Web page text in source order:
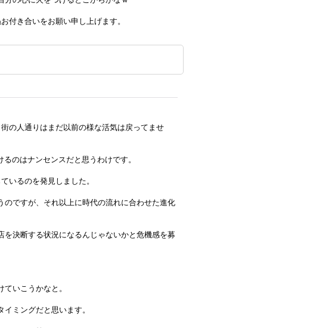
付き合いをお願い申し上げます。
の人通りはまだ以前の様な活気は戻ってませ
のはナンセンスだと思うわけです。
いるのを発見しました。
ですが、それ以上に時代の流れに合わせた進化
決断する状況になるんじゃないかと危機感を募
いこうかなと。
ミングだと思います。